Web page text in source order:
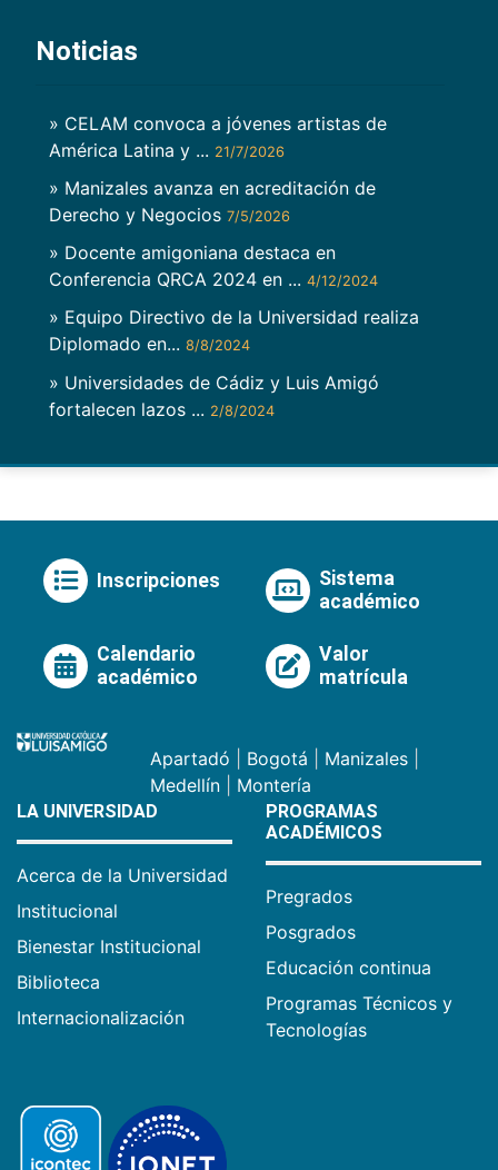
Noticias
» CELAM convoca a jóvenes artistas de
América Latina y ... 21/7/2026
» Manizales avanza en acreditación de
Derecho y Negocios 7/5/2026
» Docente amigoniana destaca en
Conferencia QRCA 2024 en ... 4/12/2024
» Equipo Directivo de la Universidad realiza
Diplomado en... 8/8/2024
» Universidades de Cádiz y Luis Amigó
fortalecen lazos ... 2/8/2024
Inscripciones
Sistema
académico
Calendario
académico
Valor
matrícula
Apartadó Bogotá Manizales
Medellín
Montería
LA UNIVERSIDAD
Acerca de la Universidad
Institucional
Bienestar Institucional
Biblioteca
Internacionalización
PROGRAMAS
ACADÉMICOS
Pregrados
Posgrados
Educación continua
Programas Técnicos y
Tecnologías